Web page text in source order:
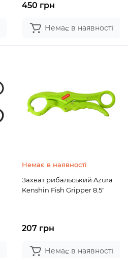
450 грн
Немає в наявності
Немає в наявності
Захват рибальський Azura
Kenshin Fish Gripper 8.5"
207 грн
Немає в наявності